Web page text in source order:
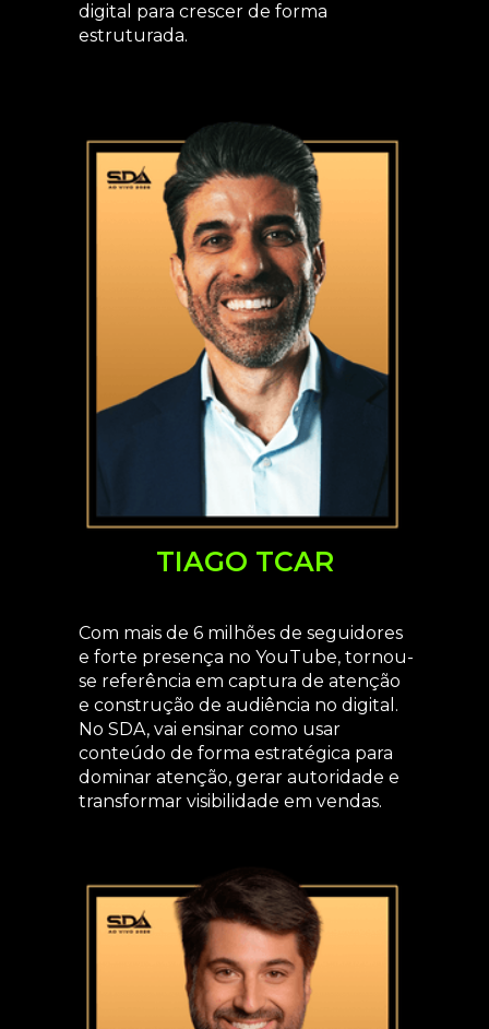
digital para crescer de forma
estruturada.
TIAGO TCAR
Com mais de 6 milhões de seguidores
e forte presença no YouTube, tornou-
se referência em captura de atenção
e construção de audiência no digital.
No SDA, vai ensinar como usar
conteúdo de forma estratégica para
dominar atenção, gerar autoridade e
transformar visibilidade em vendas.